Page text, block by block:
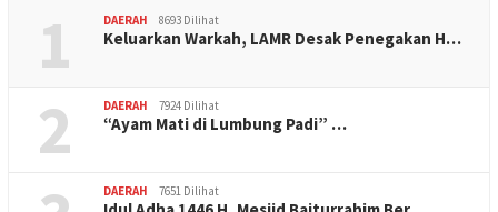
1 DAERAH 8693 Dilihat
Keluarkan Warkah, LAMR Desak Penegakan H…
2 DAERAH 7924 Dilihat
“Ayam Mati di Lumbung Padi” …
DAERAH 7651 Dilihat